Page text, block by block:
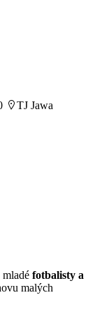
TJ Jawa
mladé fotbalisty a
malých